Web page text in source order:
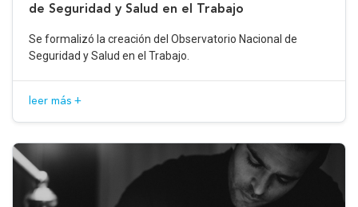
de Seguridad y Salud en el Trabajo
Se formalizó la creación del Observatorio Nacional de
Seguridad y Salud en el Trabajo.
leer más +